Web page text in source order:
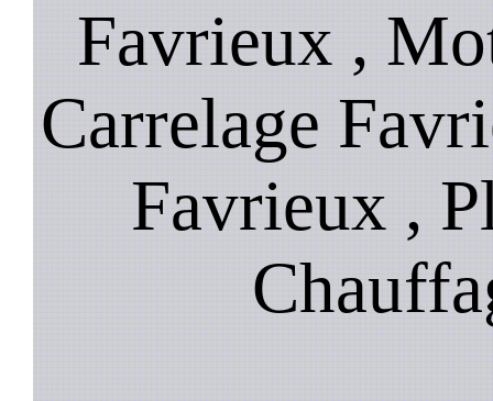
Favrieux ,
Carrelage
Favrieux ,